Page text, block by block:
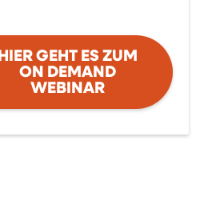
HIER GEHT ES ZUM
ON DEMAND
WEBINAR